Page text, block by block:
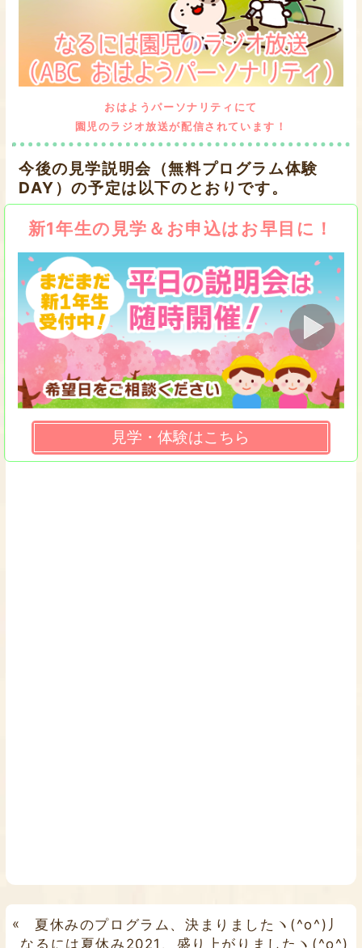
おはようパーソナリティにて
園児のラジオ放送が配信されています！
今後の見学説明会（無料プログラム体験
DAY）の予定は以下のとおりです。
新1年生の見学＆お申込はお早目に！
見学・体験はこちら
«
夏休みのプログラム、決まりましたヽ(^o^)丿
なるには夏休み2021、盛り上がりましたヽ(^o^)